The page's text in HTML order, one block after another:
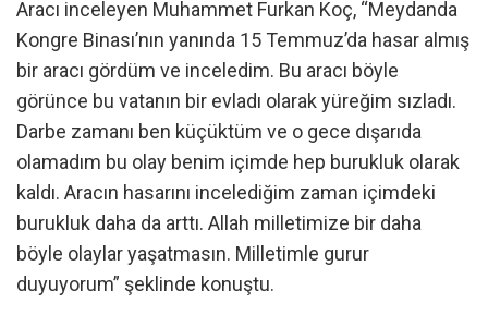
Aracı inceleyen Muhammet Furkan Koç, “Meydanda
Kongre Binası’nın yanında 15 Temmuz’da hasar almış
bir aracı gördüm ve inceledim. Bu aracı böyle
görünce bu vatanın bir evladı olarak yüreğim sızladı.
Darbe zamanı ben küçüktüm ve o gece dışarıda
olamadım bu olay benim içimde hep burukluk olarak
kaldı. Aracın hasarını incelediğim zaman içimdeki
burukluk daha da arttı. Allah milletimize bir daha
böyle olaylar yaşatmasın. Milletimle gurur
duyuyorum” şeklinde konuştu.